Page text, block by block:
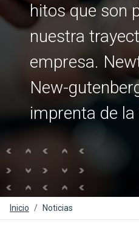
hitos que son
nuestra
empresa.
New-
imprenta de la
Inicio Noticias